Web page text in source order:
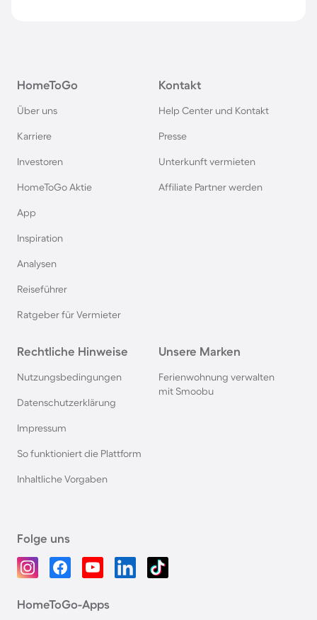
HomeToGo
Über uns
Karriere
Investoren
HomeToGo Aktie
App
Inspiration
Analysen
Reiseführer
Ratgeber für Vermieter
Kontakt
Help Center und Kontakt
Presse
Unterkunft vermieten
Affiliate Partner werden
Rechtliche Hinweise
Nutzungsbedingungen
Datenschutzerklärung
Impressum
So funktioniert die Plattform
Inhaltliche Vorgaben
Unsere Marken
Ferienwohnung verwalten
mit Smoobu
Folge uns
HomeToGo-Apps